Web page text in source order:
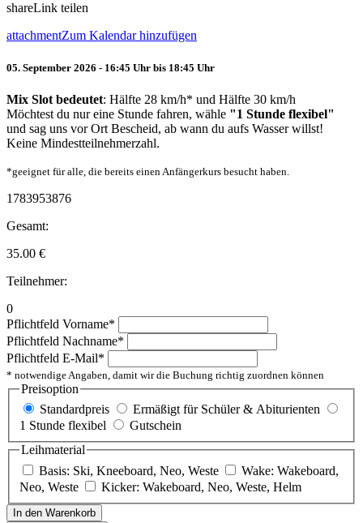
shareLink teilen
attachmentZum Kalendar hinzufügen
05. September 2026 - 16:45 Uhr bis 18:45 Uhr
Mix Slot bedeutet: Hälfte 28 km/h* und Hälfte 30 km/h
Möchtest du nur eine Stunde fahren, wähle "1 Stunde flexibel"
und sag uns vor Ort Bescheid, ab wann du aufs Wasser willst!
Keine Mindestteilnehmerzahl.
*geeignet für alle, die bereits einen Anfängerkurs besucht haben.
1783953876
Gesamt:
35.00 €
Teilnehmer:
0
Pflichtfeld Vorname*
Pflichtfeld Nachname*
Pflichtfeld E-Mail*
* notwendige Angaben, damit wir die Buchung richtig zuordnen können
Preisoption
Standardpreis
Ermäßigt für Schüler & Abiturienten
1 Stunde flexibel
Gutschein
Leihmaterial
Basis: Ski, Kneeboard, Neo, Weste
Wake: Wakeboard,
Neo, Weste
Kicker: Wakeboard, Neo, Weste, Helm